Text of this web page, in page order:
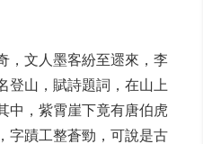
，文人墨客紛至遝來，李
登山，賦詩題詞，在山上
中，紫霄崖下竟有唐伯虎
字蹟工整蒼勁，可說是古